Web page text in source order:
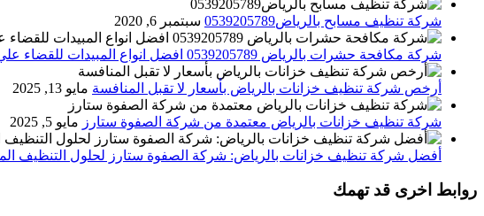
شركة تنظيف مسابح بالرياض0539205789 سبتمبر 6, 2020
شركة مكافحة حشرات بالرياض 0539205789 افضل انواع المبيدات للقضاء علي الحشرات
أرخص شركة تنظيف خزانات بالرياض بأسعار لا تقبل المنافسة مايو 13, 2025
شركة تنظيف خزانات بالرياض معتمدة من شركة الصفوة ستارز مايو 5, 2025
أفضل شركة تنظيف خزانات بالرياض: شركة الصفوة ستارز لحلول التنظيف
روابط اخرى قد تهمك